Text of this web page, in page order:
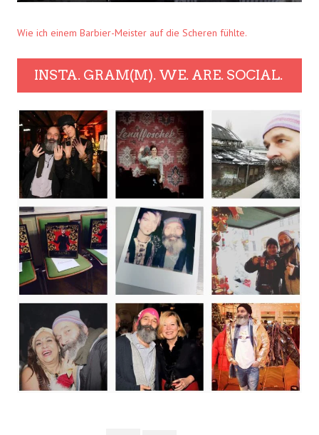
Wie ich einem Barbier-Meister auf die Scheren fühlte.
INSTA. GRAM(M). WE. ARE. SOCIAL.